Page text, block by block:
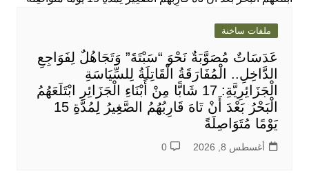
ملفات ساخنة
عَدَسَاتٌ مُصَوَّبَةٌ نَحْوَ “سَبْتَةَ” وَتَجَاهُلٌ لِفَوَاجِعِ
الدَّاخِلِ.. الْمُفَارَقَةُ الْقَاتِلَةُ لِلسِّيَاسَةِ
الْجَزَائِرِيَّةِ: 17 شَابًّا مِنْ أَبْنَاءِ الْجَزَائِرِ ابْتَلَعَهُمُ
الْبَحْرُ بَعْدَ أَنْ تَاهَ قَارِبُهُمُ الصَّغِيرُ لِمُدَّةِ 15
يَوْمًا مُتَوَاصِلَةً
أغسطس 8, 2026 0